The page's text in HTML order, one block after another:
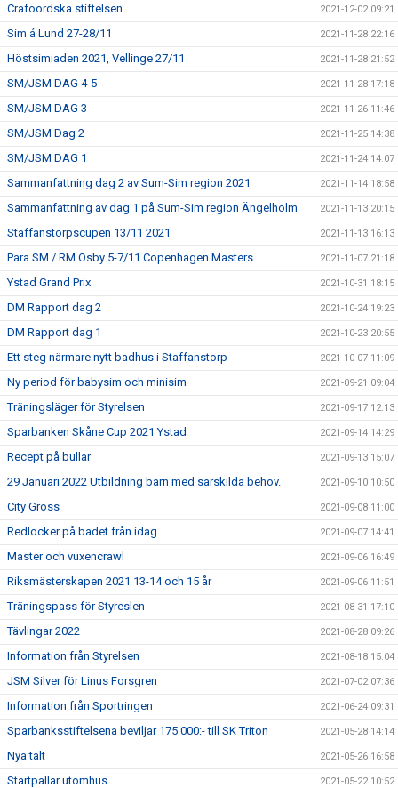
Crafoordska stiftelsen 2021-12-02 09:21
Sim á Lund 27-28/11 2021-11-28 22:16
Höstsimiaden 2021, Vellinge 27/11 2021-11-28 21:52
SM/JSM DAG 4-5 2021-11-28 17:18
SM/JSM DAG 3 2021-11-26 11:46
SM/JSM Dag 2 2021-11-25 14:38
SM/JSM DAG 1 2021-11-24 14:07
Sammanfattning dag 2 av Sum-Sim region 2021 2021-11-14 18:58
Sammanfattning av dag 1 på Sum-Sim region Ängelholm 2021-11-13 20:15
Staffanstorpscupen 13/11 2021 2021-11-13 16:13
Para SM / RM Osby 5-7/11 Copenhagen Masters 2021-11-07 21:18
Ystad Grand Prix 2021-10-31 18:15
DM Rapport dag 2 2021-10-24 19:23
DM Rapport dag 1 2021-10-23 20:55
Ett steg närmare nytt badhus i Staffanstorp 2021-10-07 11:09
Ny period för babysim och minisim 2021-09-21 09:04
Träningsläger för Styrelsen 2021-09-17 12:13
Sparbanken Skåne Cup 2021 Ystad 2021-09-14 14:29
Recept på bullar 2021-09-13 15:07
29 Januari 2022 Utbildning barn med särskilda behov. 2021-09-10 10:50
City Gross 2021-09-08 11:00
Redlocker på badet från idag. 2021-09-07 14:41
Master och vuxencrawl 2021-09-06 16:49
Riksmästerskapen 2021 13-14 och 15 år 2021-09-06 11:51
Träningspass för Styreslen 2021-08-31 17:10
Tävlingar 2022 2021-08-28 09:26
Information från Styrelsen 2021-08-18 15:04
JSM Silver för Linus Forsgren 2021-07-02 07:36
Information från Sportringen 2021-06-24 09:31
Sparbanksstiftelsena beviljar 175 000:- till SK Triton 2021-05-28 14:14
Nya tält 2021-05-26 16:58
Startpallar utomhus 2021-05-22 10:52